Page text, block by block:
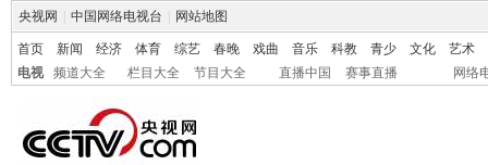
央视网 中国网络电视台 网站地图
首页 新闻 经济 体育 综艺 春晚 戏曲 音乐 科教 青少 文化
艺术
电视
频道大全 栏目大全 节目大全 直播中国 赛事直播 网络